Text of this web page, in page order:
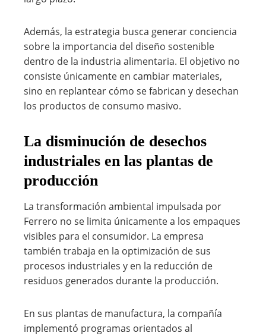
Además, la estrategia busca generar conciencia
sobre la importancia del diseño sostenible
dentro de la industria alimentaria. El objetivo no
consiste únicamente en cambiar materiales,
sino en replantear cómo se fabrican y desechan
los productos de consumo masivo.
La disminución de desechos
industriales en las plantas de
producción
La transformación ambiental impulsada por
Ferrero no se limita únicamente a los empaques
visibles para el consumidor. La empresa
también trabaja en la optimización de sus
procesos industriales y en la reducción de
residuos generados durante la producción.
En sus plantas de manufactura, la compañía
implementó programas orientados al